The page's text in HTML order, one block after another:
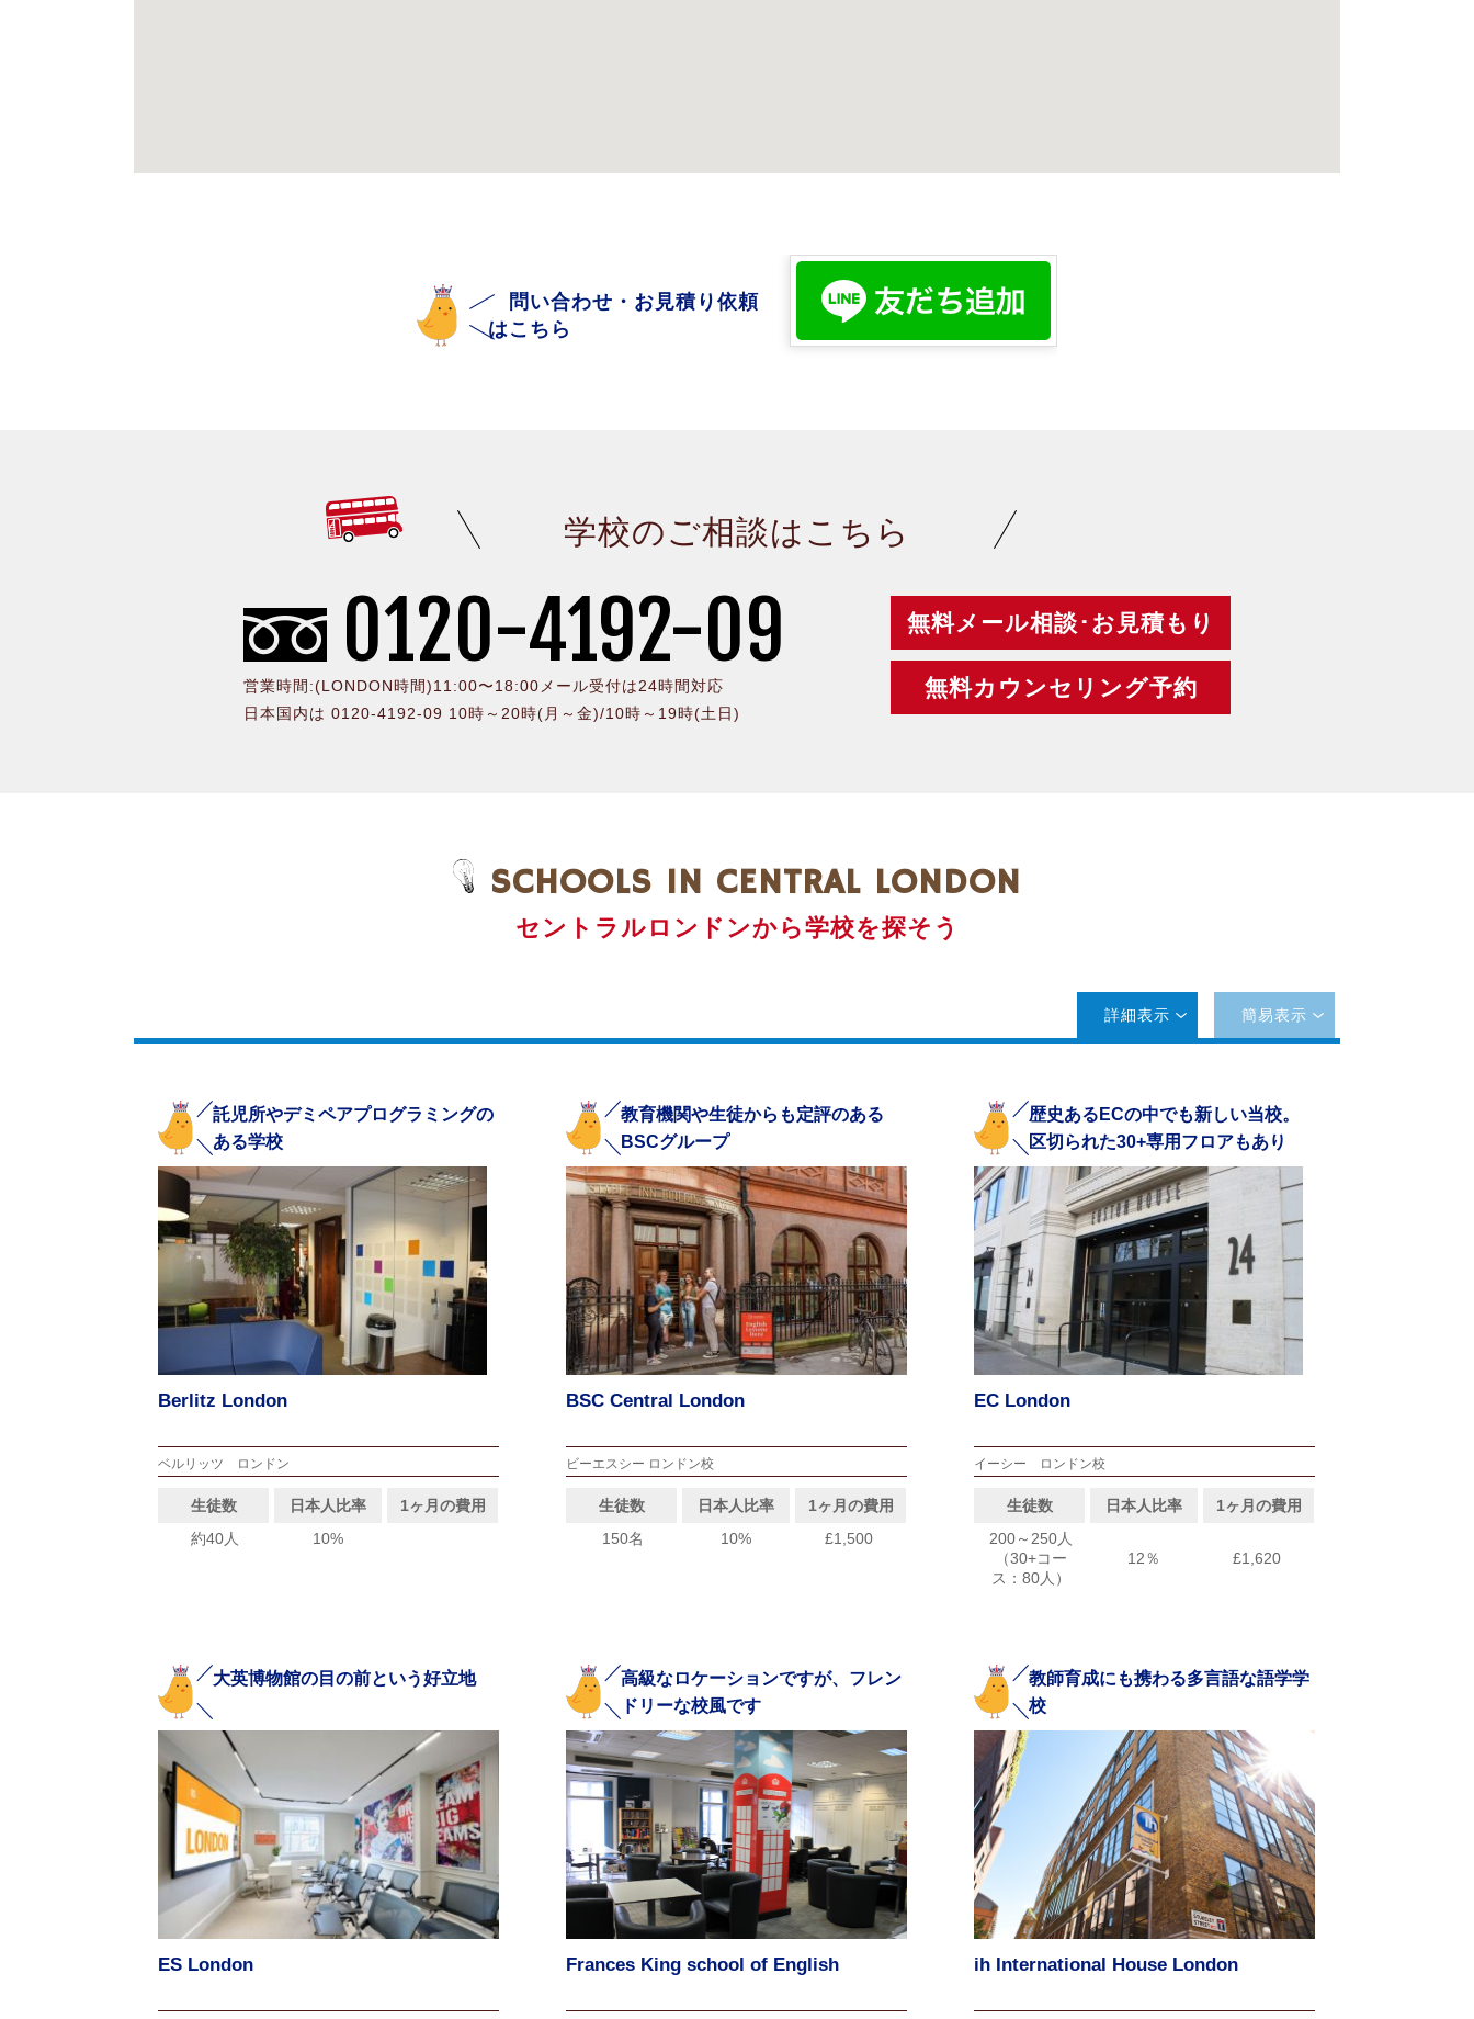
問い合わせ・お見積り依頼
はこちら
学校のご相談はこちら
0120-4192-09
営業時間:(LONDON時間)11:00〜18:00メール受付は24時間対応
日本国内は 0120-4192-09 10時～20時(月～金)/10時～19時(土日)
無料メール相談･お見積もり
無料カウンセリング予約
SCHOOLS IN CENTRAL LONDON
セントラルロンドンから学校を探そう
詳細表示 簡易表示
託児所やデミペアプログラミングの
ある学校
Berlitz London
ベルリッツ ロンドン
生徒数 日本人比率
1ヶ月の費用
約40人
10%
教育機関や生徒からも定評のある
BSCグループ
BSC Central London
ビーエスシー ロンドン校
生徒数 日本人比率
1ヶ月の費用
150名
10% £1,500
歴史あるECの中でも新しい当校。
区切られた30+専用フロアもあり
EC London
イーシー ロンドン校
生徒数 日本人比率
1ヶ月の費用
200～250人
（30+コー
ス：80人）
12％ £1,620
大英博物館の目の前という好立地
ES London
高級なロケーションですが、フレン
ドリーな校風です
Frances King school of English
教師育成にも携わる多言語な語学学
校
ih International House London